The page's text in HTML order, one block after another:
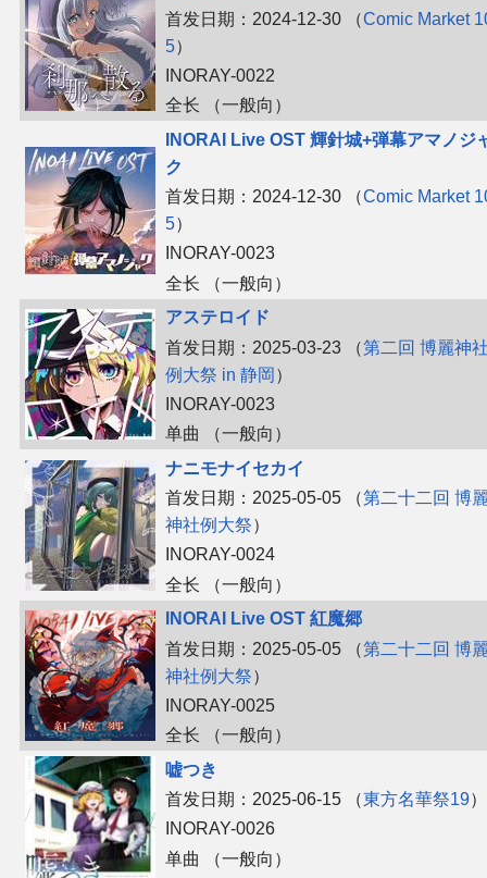
首发日期：2024-12-30 （Comic Market
5）
INORAY-0022
全长 （一般向）
INORAI Live OST 輝針城+弾幕アマノジ
ク
首发日期：2024-12-30 （Comic Market
5）
INORAY-0023
全长 （一般向）
アステロイド
首发日期：2025-03-23 （第二回 博麗神
例大祭 in 静岡 ）
INORAY-0023
单曲 （一般向）
ナニモナイセカイ
首发日期：2025-05-05 （第二十二回 博
神社例大祭）
INORAY-0024
全长 （一般向）
INORAI Live OST 紅魔郷
首发日期：2025-05-05 （第二十二回 博
神社例大祭）
INORAY-0025
全长 （一般向）
嘘つき
首发日期：2025-06-15 （東方名華祭19）
INORAY-0026
单曲 （一般向）